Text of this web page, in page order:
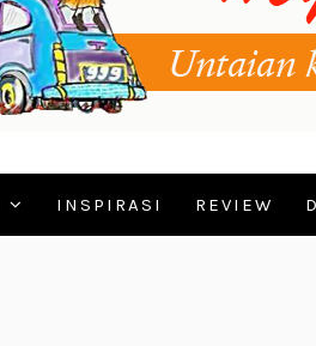
INSPIRASI REVIEW